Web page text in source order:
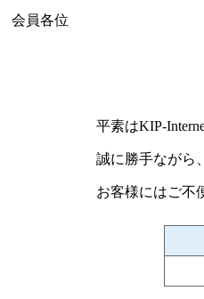
会員各位
平素はKIP-
誠に勝手ながら
お客様にはご不